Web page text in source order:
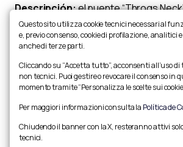
Descripción:el puente “Throgs
colgante ubicado en la ciudad de
conecta la sección de Throgs Neck
sección de Bay Terrace de Queens. El
Cimolai consiste en la sustitución del
por uno metálico compuesto por 592
Questo sito utilizza cookie tecnici necessari al
e, previo consenso, cookie di profilazione, analitici
anche di terze parti.
Cliccando su “Accetta tutto”, acconsenti all’uso di
non tecnici. Puoi gestire o revocare il consenso in
momento tramite “Personalizza le scelte sui
Per maggiori informazioni consulta la Política de
Chiudendo il banner con la X, resteranno attivi
tecnici.